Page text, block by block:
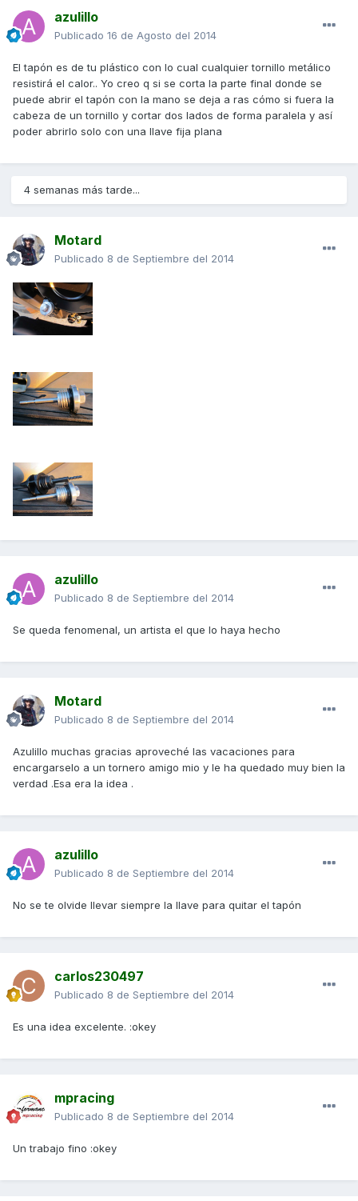
azulillo
Publicado 16 de Agosto del 2014
El tapón es de tu plástico con lo cual cualquier tornillo metálico
resistirá el calor.. Yo creo q si se corta la parte final donde se
puede abrir el tapón con la mano se deja a ras cómo si fuera la
cabeza de un tornillo y cortar dos lados de forma paralela y así
poder abrirlo solo con una llave fija plana
4 semanas más tarde...
Motard
Publicado 8 de Septiembre del 2014
azulillo
Publicado 8 de Septiembre del 2014
Se queda fenomenal, un artista el que lo haya hecho
Motard
Publicado 8 de Septiembre del 2014
Azulillo muchas gracias aproveché las vacaciones para
encargarselo a un tornero amigo mio y le ha quedado muy bien la
verdad .Esa era la idea .
azulillo
Publicado 8 de Septiembre del 2014
No se te olvide llevar siempre la llave para quitar el tapón
carlos230497
Publicado 8 de Septiembre del 2014
Es una idea excelente. :okey
mpracing
Publicado 8 de Septiembre del 2014
Un trabajo fino :okey